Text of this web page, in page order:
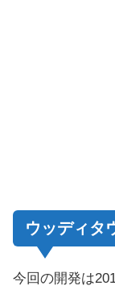
ウッディタ
今回の開発は